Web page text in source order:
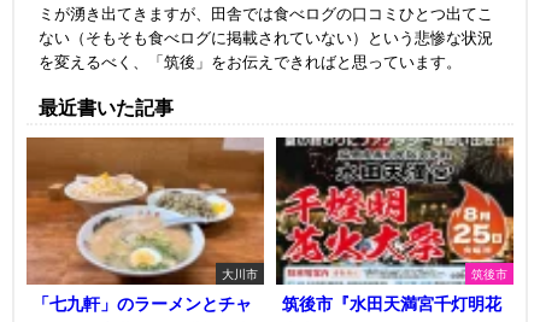
ミが湧き出てきますが、田舎では食べログの口コミひとつ出てこ
ない（そもそも食べログに掲載されていない）という悲惨な状況
を変えるべく、「筑後」をお伝えできればと思っています。
最近書いた記事
大川市
「七九軒」のラーメンとチャ
筑後市
筑後市『水田天満宮千灯明花